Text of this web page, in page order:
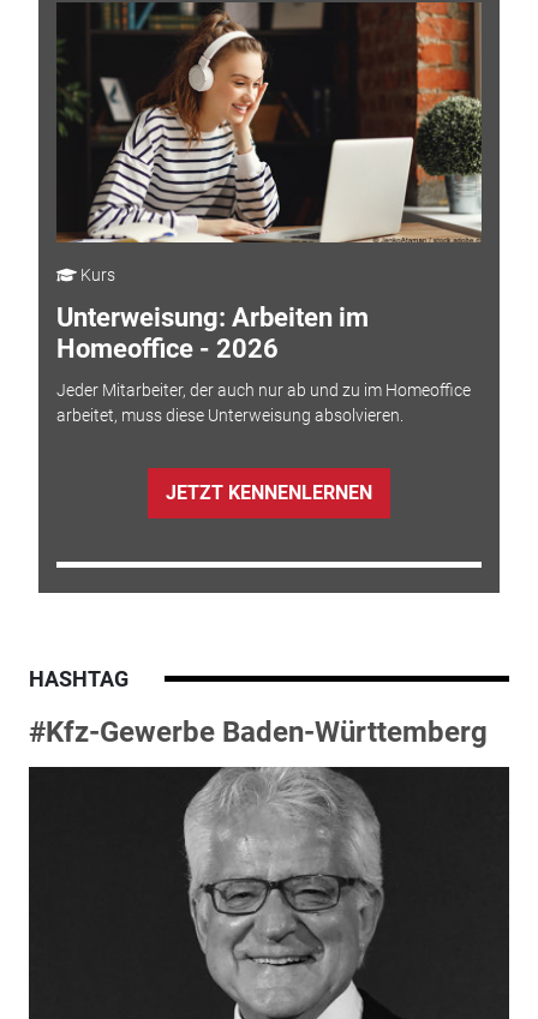
Kurs
Unterweisung: Arbeiten im
Homeoffice - 2026
Jeder Mitarbeiter, der auch nur ab und zu im Homeoffice
arbeitet, muss diese Unterweisung absolvieren.
JETZT KENNENLERNEN
HASHTAG
#Kfz-Gewerbe Baden-Württemberg